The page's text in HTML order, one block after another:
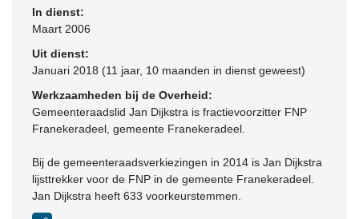
In dienst:
Maart 2006
Uit dienst:
Januari 2018 (11 jaar, 10 maanden in dienst geweest)
Werkzaamheden bij de Overheid:
Gemeenteraadslid Jan Dijkstra is fractievoorzitter FNP
Franekeradeel, gemeente Franekeradeel.
Bij de gemeenteraadsverkiezingen in 2014 is Jan Dijkstra
lijsttrekker voor de FNP in de gemeente Franekeradeel.
Jan Dijkstra heeft 633 voorkeurstemmen.